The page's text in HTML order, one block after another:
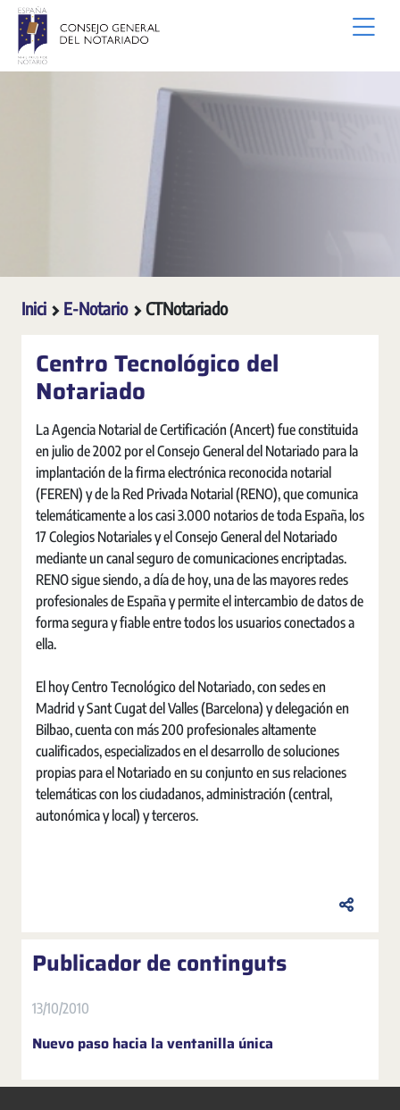
Salta al contingut principal
Inici E-Notario CTNotariado
Centro Tecnológico del
Notariado
La Agencia Notarial de Certificación (Ancert) fue constituida
en julio de 2002 por el Consejo General del Notariado para la
implantación de la firma electrónica reconocida notarial
(FEREN) y de la Red Privada Notarial (RENO), que comunica
telemáticamente a los casi 3.000 notarios de toda España, los
17 Colegios Notariales y el Consejo General del Notariado
mediante un canal seguro de comunicaciones encriptadas.
RENO sigue siendo, a día de hoy, una de las mayores redes
profesionales de España y permite el intercambio de datos de
forma segura y fiable entre todos los usuarios conectados a
ella.
El hoy Centro Tecnológico del Notariado, con sedes en
Madrid y Sant Cugat del Valles (Barcelona) y delegación en
Bilbao, cuenta con más 200 profesionales altamente
cualificados, especializados en el desarrollo de soluciones
propias para el Notariado en su conjunto en sus relaciones
telemáticas con los ciudadanos, administración (central,
autonómica y local) y terceros.
Publicador de continguts
13/10/2010
Nuevo paso hacia la ventanilla única